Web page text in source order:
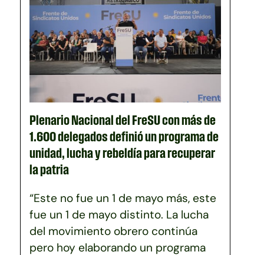
Plenario Nacional del FreSU con más de
1.600 delegados definió un programa de
unidad, lucha y rebeldía para recuperar
la patria
“Este no fue un 1 de mayo más, este
fue un 1 de mayo distinto. La lucha
del movimiento obrero continúa
pero hoy elaborando un programa